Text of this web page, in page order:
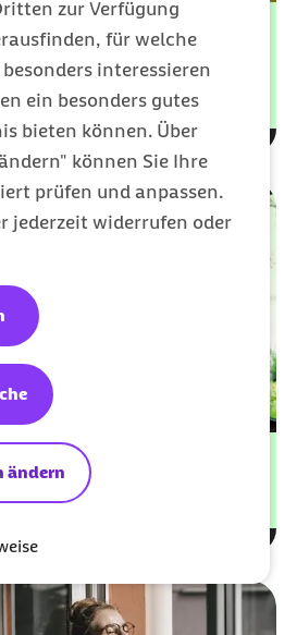
zur Verfügung
für welche
interessieren
ein besonders gutes
bieten können. Über
können Sie Ihre
prüfen und anpassen.
jederzeit widerrufen oder
ändern
Professionelle
häusliche Pflege
Pflegegeld und